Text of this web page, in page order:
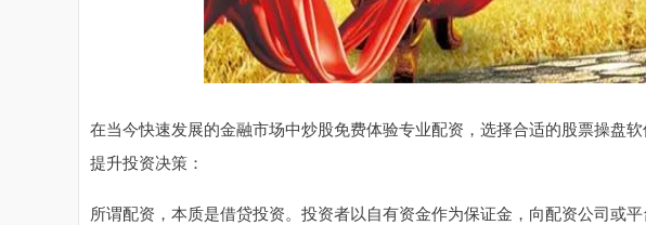
在当今快速发展的金融市场中炒股免费体验专业配资，选择合适的股票操盘
提升投资决策：
所谓配资，本质是借贷投资。投资者以自有资金作为保证金，向配资公司或